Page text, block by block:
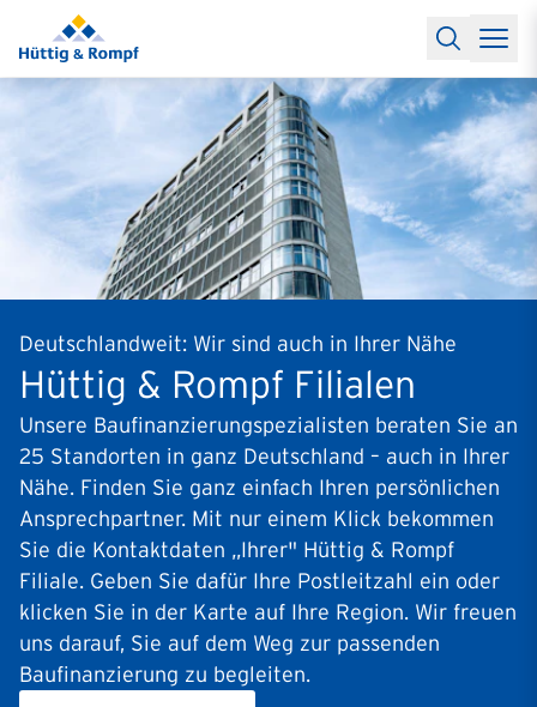
Baufinanzierung
RechnerBaufinanzierungsrechner
Anschlussfinanzierung
Partnerschaft
Partner werdenErfolgreiche Partnerschaften
Käuferprofile 202610 Jahre Städtevergleich
Charts & Rechner
Aktuelle BauzinsenEinbindung
News & EventsUpdates erhaltenAlle Termine
Ihre Ansprechpartner
Deutschlandweit: Wir sind auch in Ihrer Nähe
Hüttig & Rompf Filialen
Unsere Baufinanzierungspezialisten beraten Sie an
25 Standorten in ganz Deutschland – auch in Ihrer
Nähe. Finden Sie ganz einfach Ihren persönlichen
Ansprechpartner. Mit nur einem Klick bekommen
Sie die Kontaktdaten „Ihrer" Hüttig & Rompf
Filiale. Geben Sie dafür Ihre Postleitzahl ein oder
klicken Sie in der Karte auf Ihre Region. Wir freuen
uns darauf, Sie auf dem Weg zur passenden
Baufinanzierung zu begleiten.